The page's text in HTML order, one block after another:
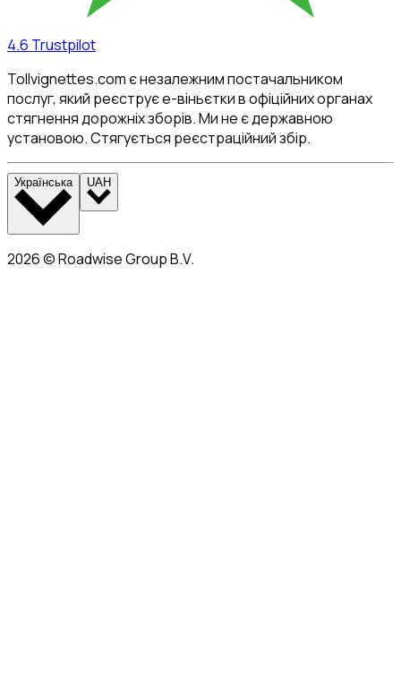
4.6 Trustpilot
Tollvignettes.com є незалежним постачальником
послуг, який реєструє е-віньєтки в офіційних органах
стягнення дорожніх зборів. Ми не є державною
установою. Стягується реєстраційний збір.
Українська UAH
2026©Roadwise Group B.V.